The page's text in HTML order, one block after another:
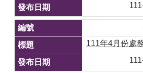
111年4月份處